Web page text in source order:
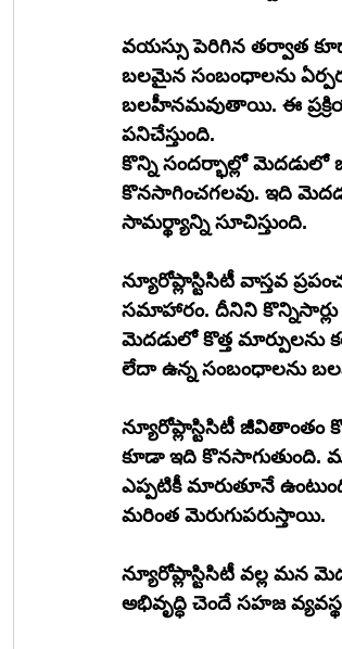
వయస్సు పెరిగిన తర్వాత
బలమైన సంబంధాలను
బలహీనమవుతాయి. ఈ
పనిచేస్తుంది.
కొన్ని సందర్భాల్లో మెదడులో
కొనసాగించగలవు. ఇది
సామర్థ్యాన్ని సూచిస్తుంది.
న్యూరోప్లాస్టిసిటీ వాస్తవ
సమాహారం. దీనిని
మెదడులో కొత్త మార్పులను
లేదా ఉన్న సంబంధాలను
న్యూరోప్లాస్టిసిటీ జీవితాంతం
కూడా ఇది కొనసాగుతుంది.
ఎప్పటికీ మారుతూనే
మరింత మెరుగుపరుస్తాయి.
న్యూరోప్లాస్టిసిటీ వల్ల మన
అభివృద్ధి చెందే సహజ